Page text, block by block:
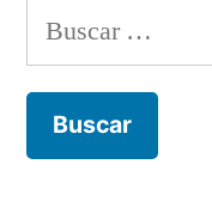
Buscar: